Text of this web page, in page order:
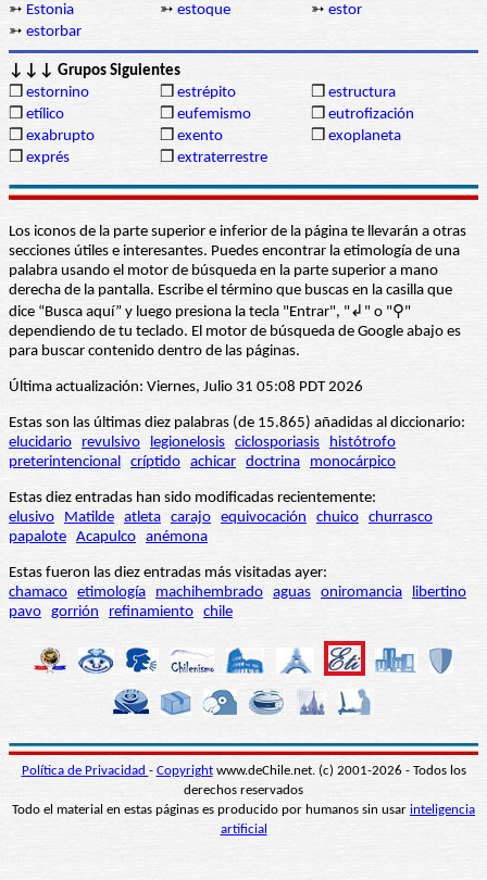
➳ Estonia ➳ estoque ➳ estor
➳ estorbar
↓↓↓ Grupos Siguientes
❒ estornino ❒ estrépito ❒ estructura
❒ etílico ❒ eufemismo ❒ eutrofización
❒ exabrupto ❒ exento ❒ exoplaneta
❒ exprés ❒ extraterrestre
Los iconos de la parte superior e inferior de la página te llevarán a otras
secciones útiles e interesantes. Puedes encontrar la etimología de una
palabra usando el motor de búsqueda en la parte superior a mano
derecha de la pantalla. Escribe el término que buscas en la casilla que
dice “Busca aquí” y luego presiona la tecla "Entrar", "↲" o "⚲"
dependiendo de tu teclado. El motor de búsqueda de Google abajo es
para buscar contenido dentro de las páginas.
Última actualización: Viernes, Julio 31 05:08 PDT 2026
Estas son las últimas diez palabras (de 15.865) añadidas al diccionario:
elucidario
revulsivo legionelosis ciclosporiasis
histótrofo
preterintencional
críptido achicar doctrina monocárpico
Estas diez entradas han sido modificadas recientemente:
elusivo
Matilde atleta carajo equivocación chuico churrasco
papalote Acapulco anémona
Estas fueron las diez entradas más visitadas ayer:
chamaco etimología machihembrado aguas oniromancia
libertino
pavo gorrión refinamiento chile
Política de Privacidad - Copyrightwww.deChile.net. (c) 2001-2026 - Todos los
derechos reservados
Todo el material en estas páginas es producido por humanos sin usar inteligencia
artificial